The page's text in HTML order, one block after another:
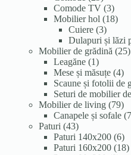
de
produse
Comode TV 33
Mobilier hol 1818
Cuiere 33
Dulapuri și lăzi
Mobilier de grădină 2525
Leagăne 11
produs
Mese și măsuțe 44
Scaune și fotolii de
Seturi de mobilier
Mobilier de living 7979
de
Canapele și sofale
Paturi 4343
de
produse
Paturi 140x200 66
Paturi 160x200 1818